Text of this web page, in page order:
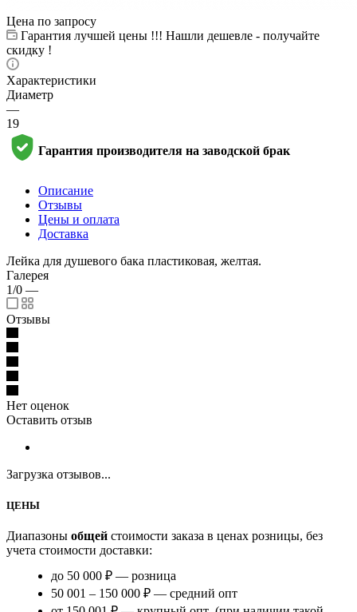
Цена по запросу
Гарантия лучшей цены !!! Нашли дешевле - получайте
скидку !
Характеристики
Диаметр
—
19
Гарантия производителя на заводской брак
Описание
Отзывы
Цены и оплата
Доставка
Лейка для душевого бака пластиковая, желтая.
Галерея
1/0 —
Отзывы
Нет оценок
Оставить отзыв
Загрузка отзывов...
ЦЕНЫ
Диапазоны общей стоимости заказа в ценах розницы, без
учета стоимости доставки:
до 50 000 ₽ — розница
50 001 – 150 000 ₽ — средний опт